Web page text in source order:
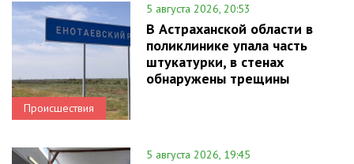
Происшествия
5 августа 2026, 20:53
В Астраханской области в
поликлинике упала часть
штукатурки, в стенах
обнаружены трещины
5 августа 2026, 19:45